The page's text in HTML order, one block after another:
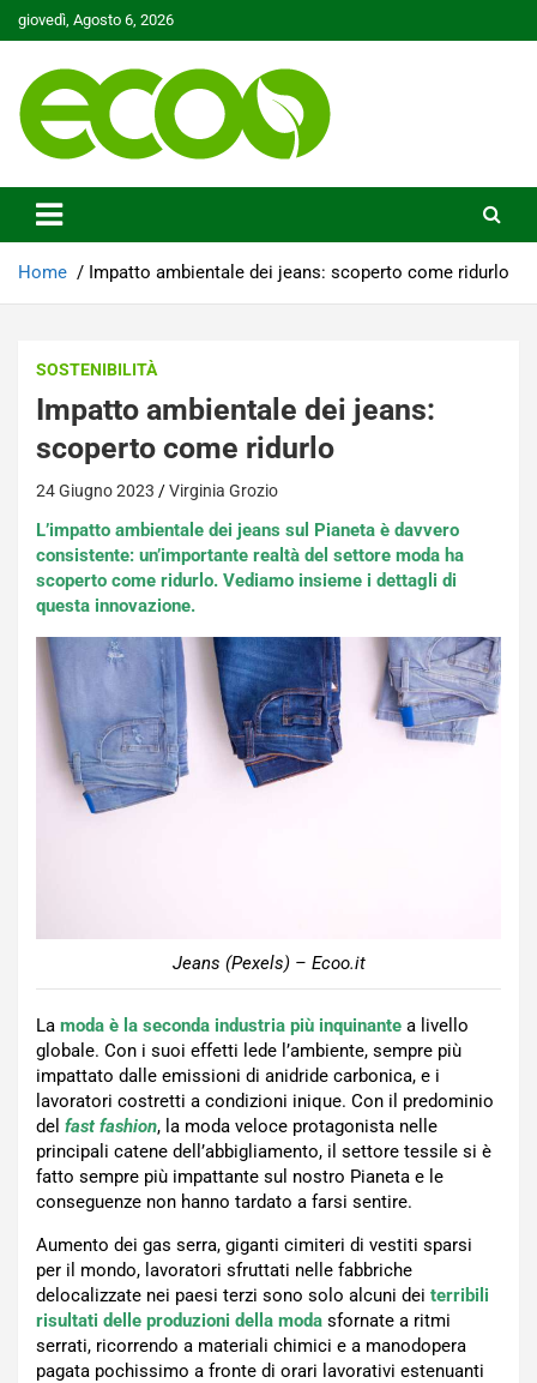
Skip
to
giovedì, Agosto 6, 2026
Ecoo.it
Home Impatto ambientale dei jeans: scoperto come ridurlo
SOSTENIBILITÀ
Impatto ambientale dei jeans:
scoperto come ridurlo
24 Giugno 2023 Virginia Grozio
L’impatto ambientale dei jeans sul Pianeta è davvero
consistente: un’importante realtà del settore moda ha
scoperto come ridurlo. Vediamo insieme i dettagli di
questa innovazione.
Jeans (Pexels) – Ecoo.it
La moda è la seconda industria più inquinante a livello
globale. Con i suoi effetti lede l’ambiente, sempre più
impattato dalle emissioni di anidride carbonica, e i
lavoratori costretti a condizioni inique. Con il predominio
del fast fashion, la moda veloce protagonista nelle
principali catene dell’abbigliamento, il settore tessile si è
fatto sempre più impattante sul nostro Pianeta e le
conseguenze non hanno tardato a farsi sentire.
Aumento dei gas serra, giganti cimiteri di vestiti sparsi
per il mondo, lavoratori sfruttati nelle fabbriche
delocalizzate nei paesi terzi sono solo alcuni dei terribili
risultati delle produzioni della moda sfornate a ritmi
serrati, ricorrendo a materiali chimici e a manodopera
pagata pochissimo a fronte di orari lavorativi estenuanti